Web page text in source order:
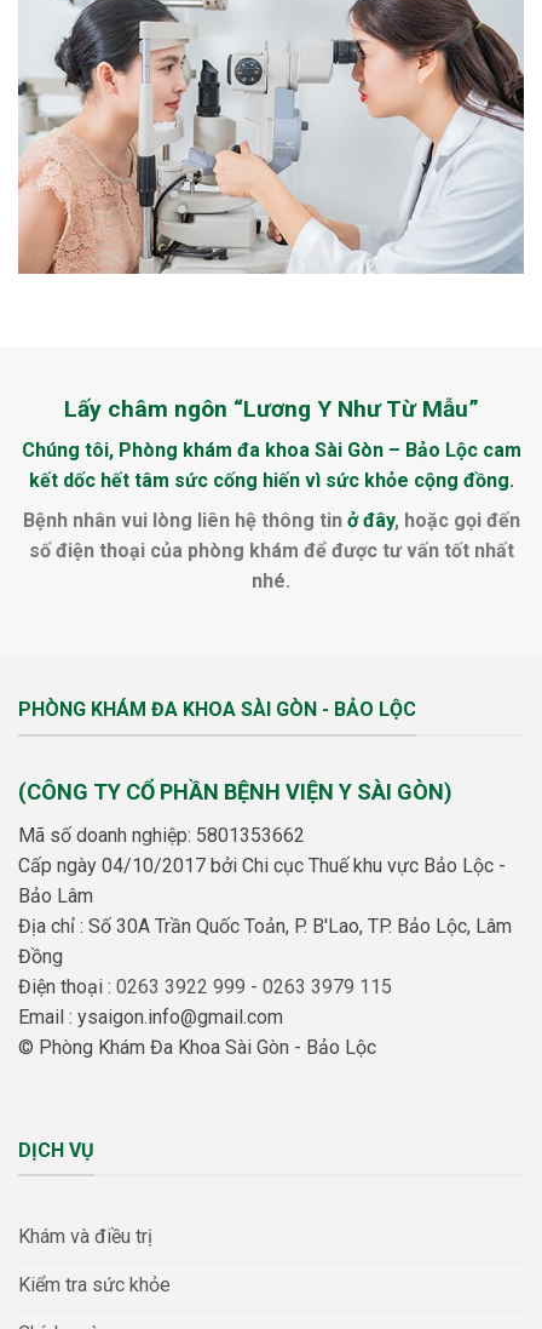
Lấy châm ngôn “Lương Y Như Từ Mẫu”
Chúng tôi, Phòng khám đa khoa Sài Gòn – Bảo Lộc cam
kết dốc hết tâm sức cống hiến vì sức khỏe cộng đồng.
Bệnh nhân vui lòng liên hệ thông tin ở đây, hoặc gọi đến
số điện thoại của phòng khám để được tư vấn tốt nhất
nhé.
PHÒNG KHÁM ĐA KHOA SÀI GÒN - BẢO LỘC
(CÔNG TY CỔ PHẦN BỆNH VIỆN Y SÀI GÒN)
Mã số doanh nghiệp: 5801353662
Cấp ngày 04/10/2017 bởi Chi cục Thuế khu vực Bảo Lộc -
Bảo Lâm
Địa chỉ : Số 30A Trần Quốc Toản, P. B'Lao, TP. Bảo Lộc, Lâm
Đồng
Điện thoại : 0263 3922 999 - 0263 3979 115
Email : ysaigon.info@gmail.com
© Phòng Khám Đa Khoa Sài Gòn - Bảo Lộc
DỊCH VỤ
Khám và điều trị
Kiểm tra sức khỏe